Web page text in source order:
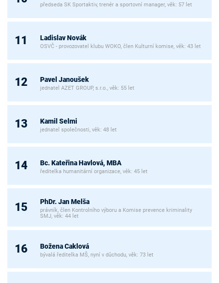
předseda SK Sportaktiv, trenér a sportovní manager, věk: 57 let
11 Ladislav Novák
OSVČ - provozovatel klubu WOKO, člen Kulturní komise, věk: 43 let
12 Pavel Janoušek
jednatel AZET GROUP, s.r.o., věk: 55 let
13 Kamil Selmi
jednatel společnosti, věk: 48 let
14 Bc. Kateřina Havlová, MBA
ředitelka humanitární organizace, věk: 45 let
15 PhDr. Jan Melša
právník, člen Kontrolního výboru a Komise prevence kriminality
SMJ, věk: 44 let
16 Božena Caklová
bývalá ředitelka MŠ, nyní v důchodu, věk: 73 let